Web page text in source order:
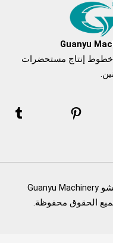
خطوط إنتاج مستحضرات
حقوق الطبع والنشر © 2024 قوانغتشو Guanyu Machinery